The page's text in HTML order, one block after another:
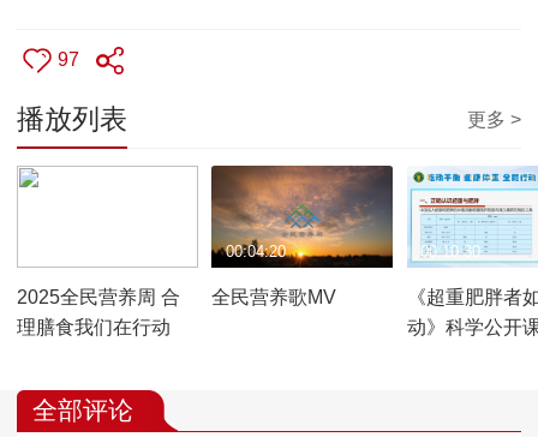
97
播放列表 更多 >
2025全民营养周 合
理膳食我们在行动
全民营养歌MV
00:04:20
《超重肥胖者
动》科学公开
00:10:30
全部评论